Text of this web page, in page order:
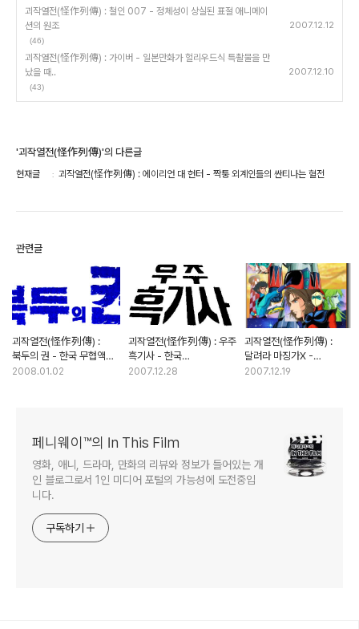
괴작열전(怪作列傳) : 철인 007 - 정체성이 상실된 표절 애니메이
션의 원조
(46)
2007.12.12
괴작열전(怪作列傳) : 가이버 - 일본만화가 헐리우드식 특촬물을 만
났을 때..
(43)
2007.12.10
'괴작열전(怪作列傳)'의 다른글
현재글 괴작열전(怪作列傳) : 에이리언 대 헌터 - 짝퉁 외계인들의 싼티나는 혈전
관련글
괴작열전(怪作列傳) :
북두의 권 - 한국 무협액션
영화의 결정체?
2008.01.02
괴작열전(怪作列傳) : 우주
흑기사 - 한국
애니메이션사의 대표적인
2007.12.28
괴작열전(怪作列傳) :
달려라 마징가X -
표절만화의 끝은
2007.12.19
페니웨이™의 In This Film
영화, 애니, 드라마, 만화의 리뷰와 정보가 들어있는 개
인 블로그로서 1인 미디어 포털의 가능성에 도전중입
니다.
구독하기